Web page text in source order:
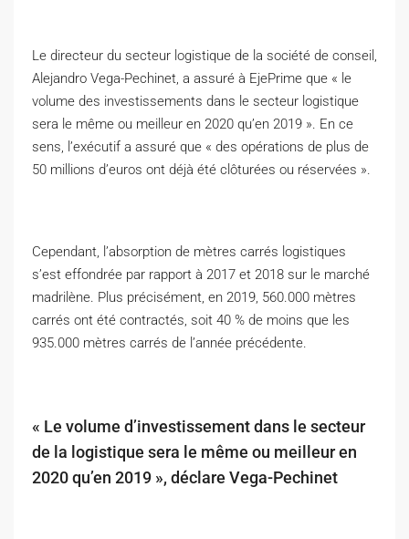
Le directeur du secteur logistique de la société de conseil,
Alejandro Vega-Pechinet, a assuré à EjePrime que « le
volume des investissements dans le secteur logistique
sera le même ou meilleur en 2020 qu’en 2019 ». En ce
sens, l’exécutif a assuré que « des opérations de plus de
50 millions d’euros ont déjà été clôturées ou réservées ».
Cependant, l’absorption de mètres carrés logistiques
s’est effondrée par rapport à 2017 et 2018 sur le marché
madrilène. Plus précisément, en 2019, 560.000 mètres
carrés ont été contractés, soit 40 % de moins que les
935.000 mètres carrés de l’année précédente.
« Le volume d’investissement dans le secteur
de la logistique sera le même ou meilleur en
2020 qu’en 2019 », déclare Vega-Pechinet